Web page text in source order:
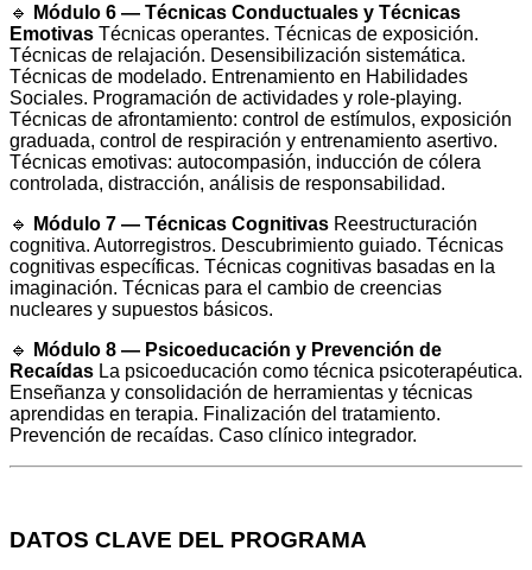
🔹
Módulo 6 — Técnicas Conductuales y Técnicas
Emotivas Técnicas operantes. Técnicas de exposición.
Técnicas de relajación. Desensibilización sistemática.
Técnicas de modelado. Entrenamiento en Habilidades
Sociales. Programación de actividades y role-playing.
Técnicas de afrontamiento: control de estímulos, exposición
graduada, control de respiración y entrenamiento asertivo.
Técnicas emotivas: autocompasión, inducción de cólera
controlada, distracción, análisis de responsabilidad.
🔹
Módulo 7 — Técnicas Cognitivas Reestructuración
cognitiva. Autorregistros. Descubrimiento guiado. Técnicas
cognitivas específicas. Técnicas cognitivas basadas en la
imaginación. Técnicas para el cambio de creencias
nucleares y supuestos básicos.
🔹
Módulo 8 — Psicoeducación y Prevención de
Recaídas La psicoeducación como técnica psicoterapéutica.
Enseñanza y consolidación de herramientas y técnicas
aprendidas en terapia. Finalización del tratamiento.
Prevención de recaídas. Caso clínico integrador.
DATOS CLAVE DEL PROGRAMA